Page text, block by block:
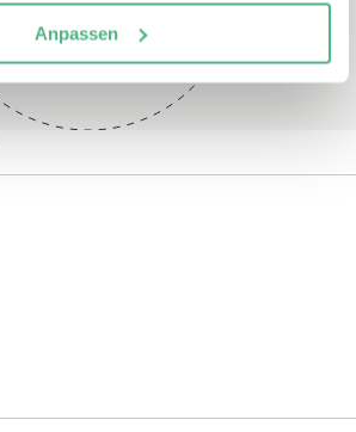
Anpassen
und nach individueller
Terminvereinbarung